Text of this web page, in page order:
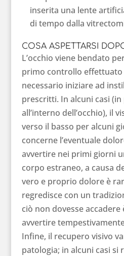
inserita una lente
di tempo dalla
COSA ASPETTARSI
L’occhio viene bendato
primo controllo effettuato
necessario iniziare ad
prescritti. In alcuni casi (in
all’interno dell’occhio), il
verso il basso per alcuni
concerne l’eventuale
avvertire nei primi giorni
corpo estraneo, a causa
vero e proprio dolore è
regredisce con un
ciò non dovesse
avvertire
Infine, il recupero visivo
patologia; in alcuni casi si